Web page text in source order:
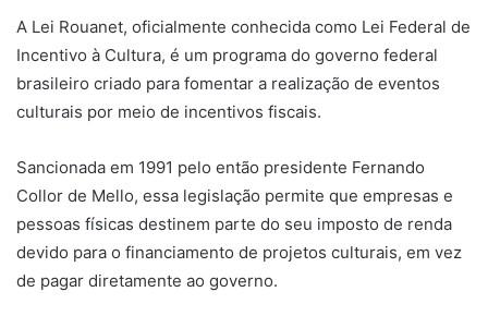
A Lei Rouanet, oficialmente conhecida como Lei Federal de
Incentivo à Cultura, é um programa do governo federal
brasileiro criado para fomentar a realização de eventos
culturais por meio de incentivos fiscais.
Sancionada em 1991 pelo então presidente Fernando
Collor de Mello, essa legislação permite que empresas e
pessoas físicas destinem parte do seu imposto de renda
devido para o financiamento de projetos culturais, em vez
de pagar diretamente ao governo.